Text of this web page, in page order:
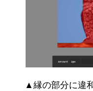
▲縁の部分に違